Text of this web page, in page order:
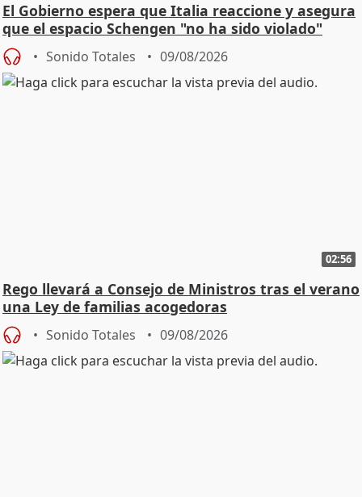
El Gobierno espera que Italia reaccione y asegura
que el espacio Schengen "no ha sido violado"
Sonido Totales 09/08/2026
02:56
Rego llevará a Consejo de Ministros tras el verano
una Ley de familias acogedoras
Sonido Totales 09/08/2026